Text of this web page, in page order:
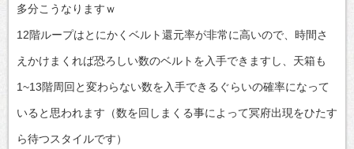
多分こうなりますｗ
12階ループはとにかくベルト還元率が非常に高いので、時間さ
えかけまくれば恐ろしい数のベルトを入手できますし、天箱も
1~13階周回と変わらない数を入手できるぐらいの確率になって
いると思われます（数を回しまくる事によって冥府出現をひたす
ら待つスタイルです）